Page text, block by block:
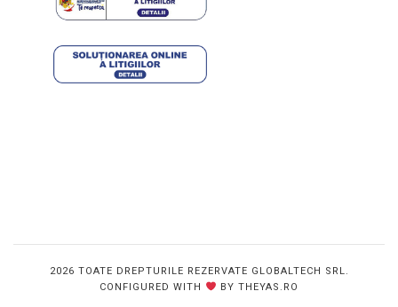
2026 TOATE DREPTURILE REZERVATE GLOBALTECH SRL.
CONFIGURED WITH
BY THEYAS.RO